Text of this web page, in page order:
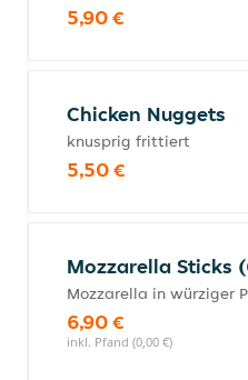
5,90 €
Chicken Nuggets
knusprig frittiert
5,50 €
Mozzarella Sticks
Mozzarella in würziger
6,90 €
inkl. Pfand (0,00 €)